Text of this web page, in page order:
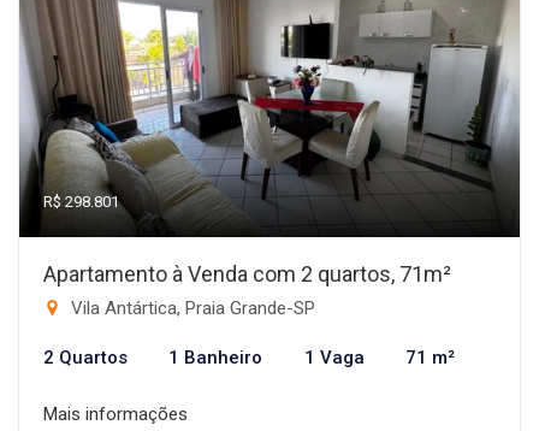
R$ 298.801
Apartamento à Venda com 2 quartos, 71m²
Vila Antártica, Praia Grande-SP
2 Quartos 1 Banheiro 1 Vaga 71 m²
Mais informações